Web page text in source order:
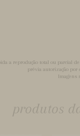
a reprodução total ou parcial
prévia autorização por
Imagens
produtos